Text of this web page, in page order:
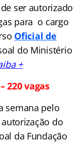
ser autorizado
para o cargo
Oficial de
do Ministério
+
220 vagas
semana pelo
do
da Fundação